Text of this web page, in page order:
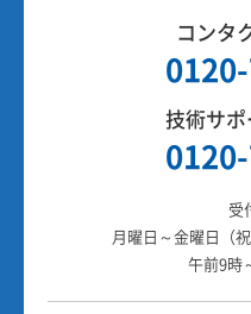
コンタ
技術サポ
受
月曜日～金曜日（
午前9時